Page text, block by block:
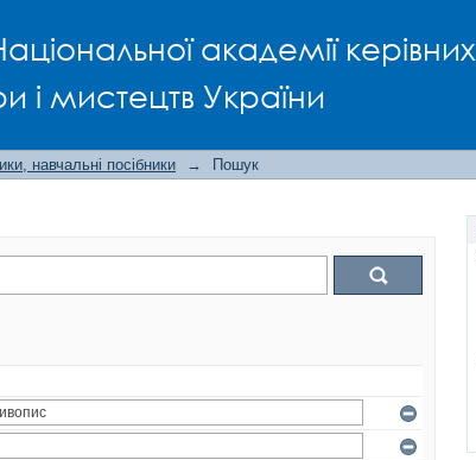
академії керівних
і мистецтв України
навчальні посібники → Пошук